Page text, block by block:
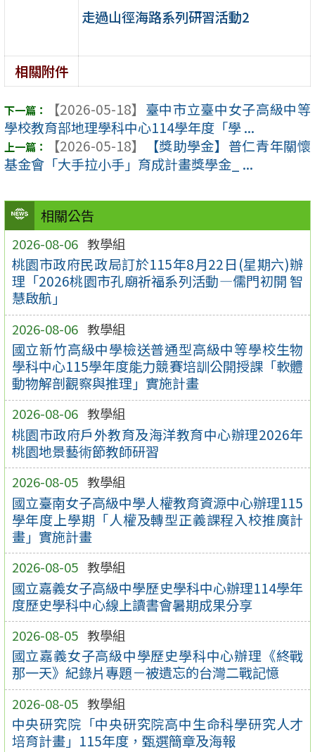
相關公告
2026-08-06 教學組
桃園市政府民政局訂於115年8月22日(星期六)辦
理「2026桃園市孔廟祈福系列活動—儒門初開 智
慧啟航」
2026-08-06 教學組
國立新竹高級中學檢送普通型高級中等學校生物
學科中心115學年度能力競賽培訓公開授課「軟體
動物解剖觀察與推理」實施計畫
2026-08-06 教學組
桃園市政府戶外教育及海洋教育中心辦理2026年
桃園地景藝術節教師研習
2026-08-05 教學組
國立臺南女子高級中學人權教育資源中心辦理115
學年度上學期「人權及轉型正義課程入校推廣計
畫」實施計畫
2026-08-05 教學組
國立嘉義女子高級中學歷史學科中心辦理114學年
度歷史學科中心線上讀書會暑期成果分享
2026-08-05 教學組
國立嘉義女子高級中學歷史學科中心辦理《終戰
那一天》紀錄片專題－被遺忘的台灣二戰記憶
2026-08-05 教學組
中央研究院「中央研究院高中生命科學研究人才
培育計畫」115年度，甄選簡章及海報
走過山徑海路系列研習活動2
相關附件
【2026-05-18】 臺中市立臺中女子高級中等
學校教育部地理學科中心114學年度「學 ...
【2026-05-18】
【獎助學金】普仁青年關懷
基金會「大手拉小手」育成計畫獎學金_ ...